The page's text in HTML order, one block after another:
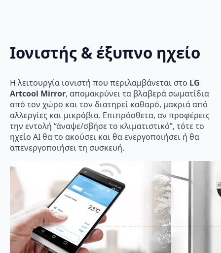
Ιονιστής & έξυπνο ηχείο
Η λειτουργία ιονιστή που περιλαμβάνεται στο LG
Artcool Mirror, απομακρύνει τα βλαβερά σωματίδια
από τον χώρο και τον διατηρεί καθαρό, μακριά από
αλλεργίες και μικρόβια. Επιπρόσθετα, αν προφέρεις
την εντολή “άναψε/σβήσε το κλιματιστικό”, τότε το
ηχείο AI θα το ακούσει και θα ενεργοποιήσει ή θα
απενεργοποιήσει τη συσκευή.